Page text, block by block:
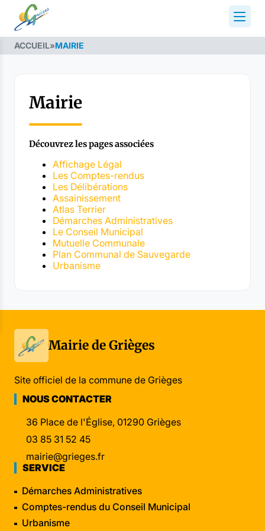
ACCUEIL»MAIRIE
Mairie
Découvrez les pages associées
Affichage Légal
Les Comptes-rendus
Les Délibérations
Assainissement
Atlas Terrier
Démarches Administratives
Le Conseil Municipal
Mutuelle Communale
Plan Communal de Sauvegarde
Urbanisme
Mairie de Grièges
Site officiel de la commune de Grièges
NOUS CONTACTER
36 Place de l'Église, 01290 Grièges
03 85 31 52 45
mairie@grieges.fr
SERVICE
Démarches Administratives
Comptes-rendus du Conseil Municipal
Urbanisme